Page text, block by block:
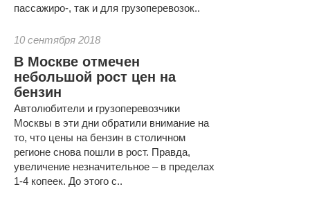
пассажиро-, так и для грузоперевозок..
10 сентября 2018
В Москве отмечен
небольшой рост цен на
бензин
Автолюбители и грузоперевозчики
Москвы в эти дни обратили внимание на
то, что цены на бензин в столичном
регионе снова пошли в рост. Правда,
увеличение незначительное – в пределах
1-4 копеек. До этого с..